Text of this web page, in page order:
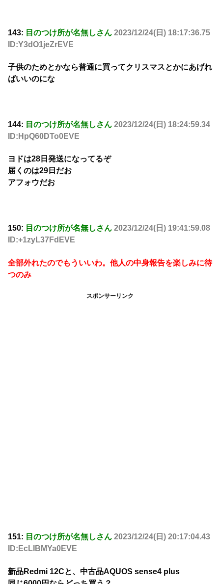
143: 目のつけ所が名無しさん 2023/12/24(日) 18:17:36.75
ID:Y3dO1jeZrEVE
子供のためとかなら普通に買ってクリスマスとかにあげれ
ばいいのにな
144: 目のつけ所が名無しさん 2023/12/24(日) 18:24:59.34
ID:HpQ60DTo0EVE
ヨドは28日発送になってるぞ
届くのは29日だお
アフォウだお
150: 目のつけ所が名無しさん 2023/12/24(日) 19:41:59.08
ID:+1zyL37FdEVE
全部外れたのでもういいわ。他人の中身報告を楽しみに待
つのみ
スポンサーリンク
151: 目のつけ所が名無しさん 2023/12/24(日) 20:17:04.43
ID:EcLIBMYa0EVE
新品Redmi 12Cと、中古品AQUOS sense4 plus